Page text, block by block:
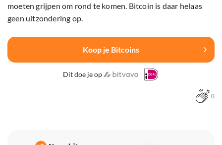
moeten grijpen om rond te komen. Bitcoin is daar helaas
geen uitzondering op.
Koop je Bitcoins
Dit doe je op
0